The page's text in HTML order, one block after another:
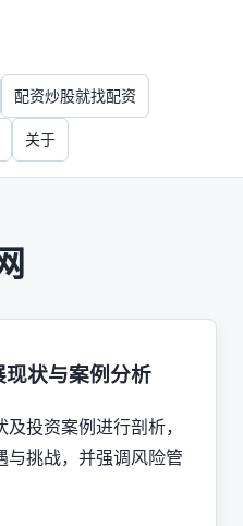
配资炒股就找配资
关于
状与案例分析
投资案例进行剖析，
与挑战，并强调风险管